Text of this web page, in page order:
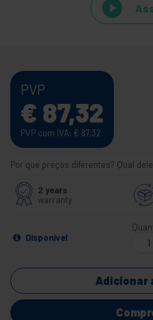
PVP
€ 87,32
PVP com IVA: € 87,32
Por que preços diferentes? Qual
2 years
warranty
Disponível
Adicionar